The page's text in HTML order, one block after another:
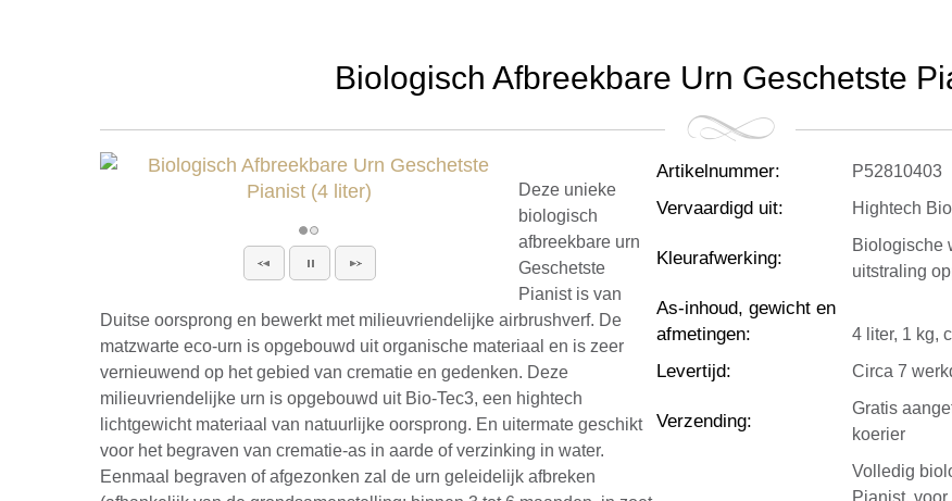
Biologisch Afbreekbare Urn Geschetste
Artikelnummer: P52810403
Vervaardigd uit: Hightech
Kleurafwerking:
Biologische
uitstraling
As-inhoud, gewicht en
afmetingen: 4 liter, 1 kg,
Levertijd: Circa 7
Verzending:
Gratis
koerier
Volledig
Pianist,
Deze unieke
biologisch
afbreekbare urn
Geschetste
Pianist is van
Duitse oorsprong en bewerkt met milieuvriendelijke airbrushverf. De
matzwarte eco-urn is opgebouwd uit organische materiaal en is zeer
vernieuwend op het gebied van crematie en gedenken. Deze
milieuvriendelijke urn is opgebouwd uit Bio-Tec3, een hightech
lichtgewicht materiaal van natuurlijke oorsprong. En uitermate geschikt
voor het begraven van crematie-as in aarde of verzinking in water.
Eenmaal begraven of afgezonken zal de urn geleidelijk afbreken